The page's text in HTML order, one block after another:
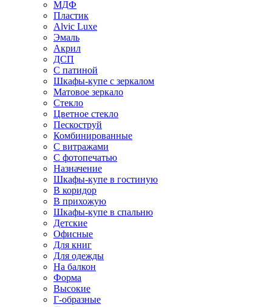
МДФ
Пластик
Alvic Luxe
Эмаль
Акрил
ДСП
С патиной
Шкафы-купе с зеркалом
Матовое зеркало
Стекло
Цветное стекло
Пескоструй
Комбинированные
С витражами
С фотопечатью
Назначение
Шкафы-купе в гостиную
В коридор
В прихожую
Шкафы-купе в спальню
Детские
Офисные
Для книг
Для одежды
На балкон
Форма
Высокие
Г-образные